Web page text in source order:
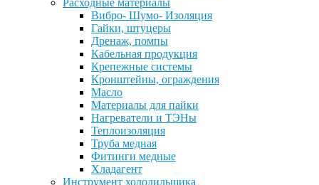
Расходные материалы
Вибро- Шумо- Изоляция
Гайки, штуцеры
Дренаж, помпы
Кабельная продукция
Крепежные системы
Кронштейны, ограждения
Масло
Материалы для пайки
Нагреватели и ТЭНы
Теплоизоляция
Труба медная
Фитинги медные
Хладагент
Инструмент холодильщика